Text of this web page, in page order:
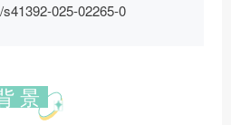
025-02265-0
景